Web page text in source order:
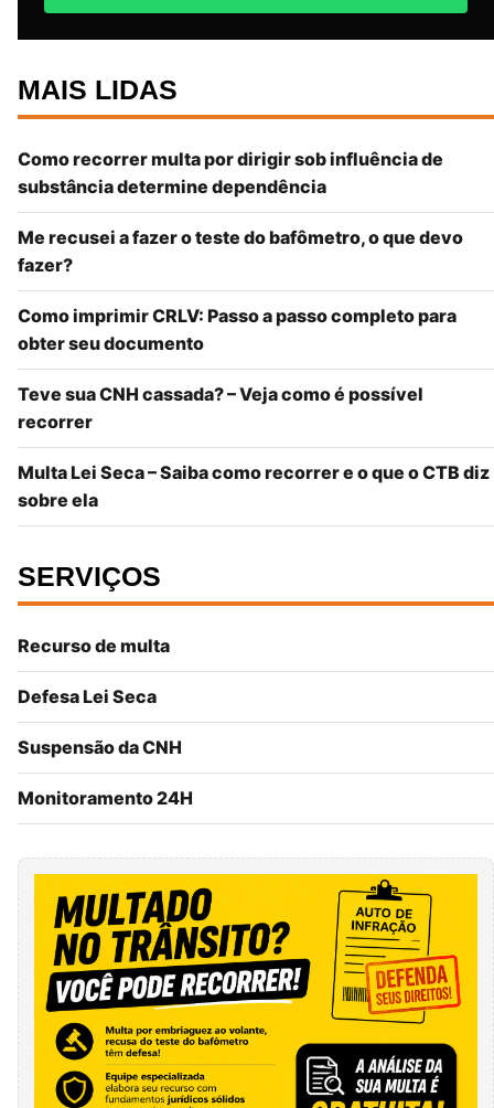
MAIS LIDAS
Como recorrer multa por dirigir sob influência de
substância determine dependência
Me recusei a fazer o teste do bafômetro, o que devo
fazer?
Como imprimir CRLV: Passo a passo completo para
obter seu documento
Teve sua CNH cassada? – Veja como é possível
recorrer
Multa Lei Seca – Saiba como recorrer e o que o CTB diz
sobre ela
SERVIÇOS
Recurso de multa
Defesa Lei Seca
Suspensão da CNH
Monitoramento 24H